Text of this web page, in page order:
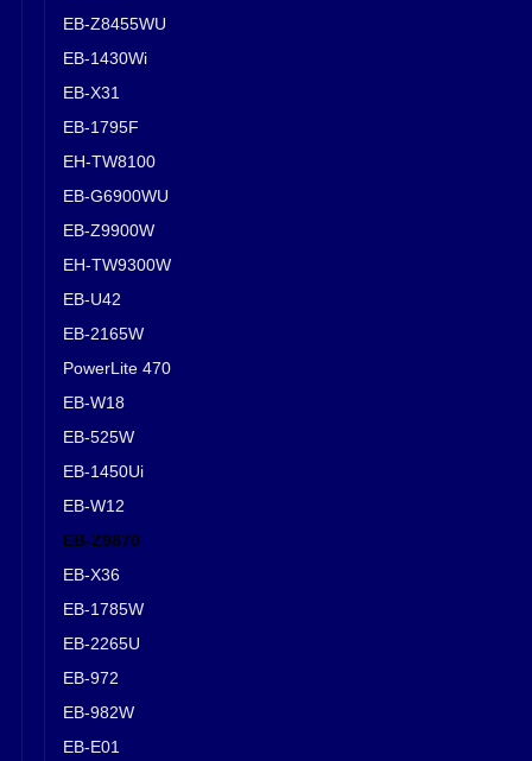
EB-Z8455WU
EB-1430Wi
EB-X31
EB-1795F
EH-TW8100
EB-G6900WU
EB-Z9900W
EH-TW9300W
EB-U42
EB-2165W
PowerLite 470
EB-W18
EB-525W
EB-1450Ui
EB-W12
EB-Z9870
EB-X36
EB-1785W
EB-2265U
EB-972
EB-982W
EB-E01